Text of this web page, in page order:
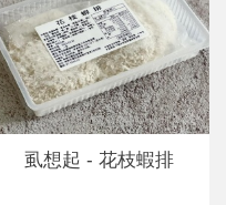
虱想起 - 花枝蝦排